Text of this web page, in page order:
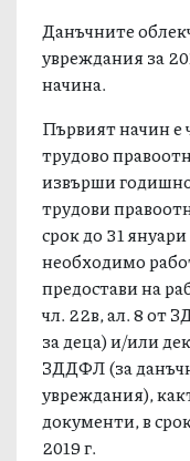
Данъчните
увреждания за
начина.
Първият начин е
трудово
извърши
трудови
срок до 31
необходимо
предостави на
чл. 22в, ал. 8 от
за деца) и/или
ЗДДФЛ (за
увреждания),
документи, в
2019 г.